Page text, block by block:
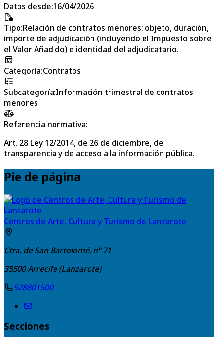
Datos desde:16/04/2026
Tipo:Relación de contratos menores: objeto, duración,
importe de adjudicación (incluyendo el Impuesto sobre
el Valor Añadido) e identidad del adjudicatario.
Categoría:Contratos
Subcategoría:Información trimestral de contratos
menores
Referencia normativa:
Art. 28 Ley 12/2014, de 26 de diciembre, de
transparencia y de acceso a la información pública.
Pie de página
Centros de Arte, Cultura y Turismo de Lanzarote
Ctra. de San Bartolomé, nº 71
35500Arrecife (Lanzarote)
928801500
Secciones